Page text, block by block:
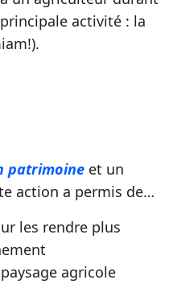
activité : la
patrimoine et un
action a permis de…
les rendre plus
agricole